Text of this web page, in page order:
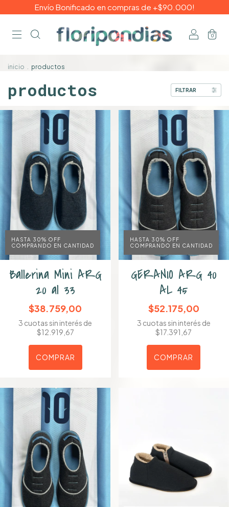
Envío Bonificado en compras de +$90.000!
0
inicio . productos
productos FILTRAR
HASTA 30% OFF
COMPRANDO EN CANTIDAD
Ballerina Mini ARG
20 al 33
$38.759,00
3 cuotas sin interés de
$12.919,67
COMPRAR
HASTA 30% OFF
COMPRANDO EN CANTIDAD
GERANIO ARG 40
AL 45
$52.175,00
3 cuotas sin interés de
$17.391,67
COMPRAR